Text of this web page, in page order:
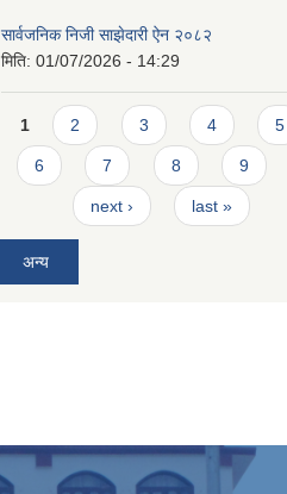
सार्वजनिक निजी साझेदारी ऐन २०८२
मिति: 01/07/2026 - 14:29
Pages
1 2 3 4 5
6 7 8 9
next › last »
अन्य